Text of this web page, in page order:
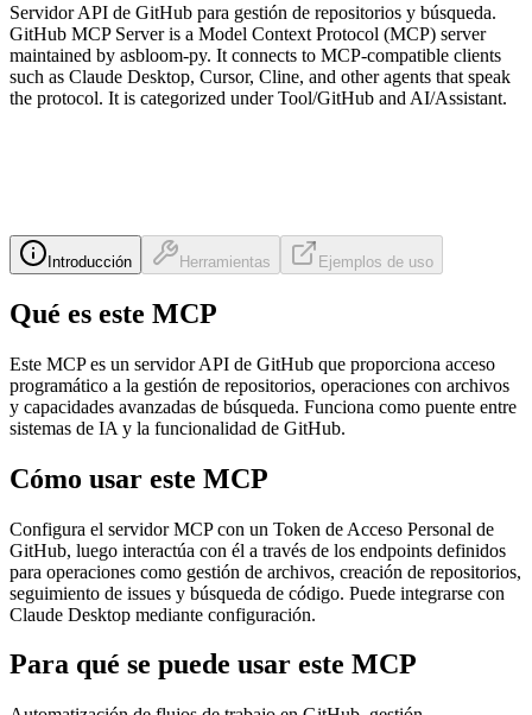
Servidor API de GitHub para gestión de repositorios y búsqueda.
GitHub MCP Server is a Model Context Protocol (MCP) server
maintained by asbloom-py. It connects to MCP-compatible clients
such as Claude Desktop, Cursor, Cline, and other agents that speak
the protocol. It is categorized under Tool/GitHub and AI/Assistant.
Introducción Herramientas Ejemplos de uso
Qué es este MCP
Este MCP es un servidor API de GitHub que proporciona acceso
programático a la gestión de repositorios, operaciones con archivos
y capacidades avanzadas de búsqueda. Funciona como puente entre
sistemas de IA y la funcionalidad de GitHub.
Cómo usar este MCP
Configura el servidor MCP con un Token de Acceso Personal de
GitHub, luego interactúa con él a través de los endpoints definidos
para operaciones como gestión de archivos, creación de repositorios,
seguimiento de issues y búsqueda de código. Puede integrarse con
Claude Desktop mediante configuración.
Para qué se puede usar este MCP